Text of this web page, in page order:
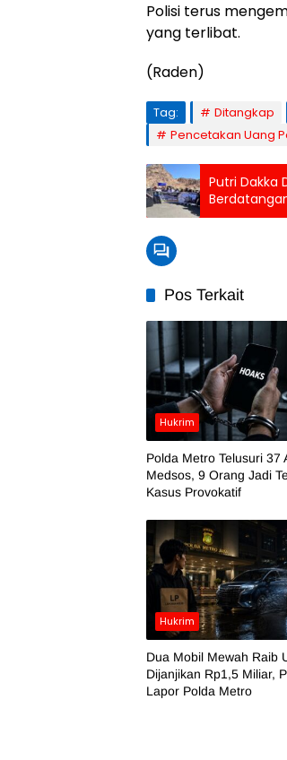
Polisi terus
yang terlibat.
(Raden)
Tag: Ditangkap
Pencetakan Uang
Putri Dakka
Pos Terkait
Hukrim
Polda Metro Telusuri 37
Medsos, 9 Orang Jadi
Kasus Provokatif
Hukrim
Dua Mobil Mewah Raib
Dijanjikan Rp1,5 Miliar,
Lapor Polda Metro